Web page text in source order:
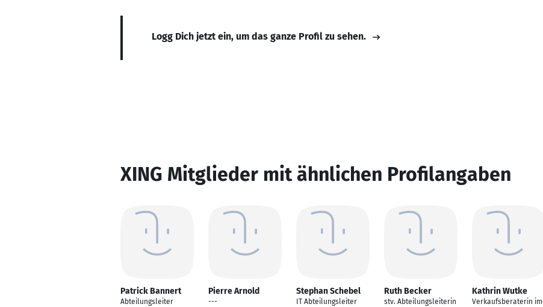
Logg Dich jetzt ein, um das ganze Profil zu sehen.
XING Mitglieder mit ähnlichen Profilangaben
Patrick Bannert
Abteilungsleiter
Pierre Arnold
---
Stephan Schebel
IT Abteilungsleiter
Ruth Becker
stv. Abteilungsleiterin
Kathrin Wutke
Verkaufsberaterin im